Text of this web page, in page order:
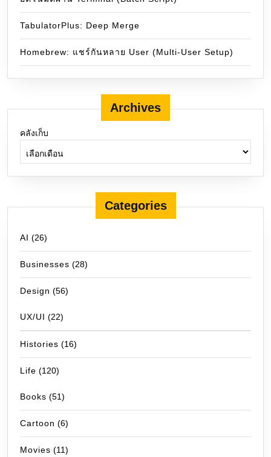
TabulatorPlus: Deep Merge
Homebrew: แชร์กันหลาย User (Multi-User Setup)
Archives
คลังเก็บ
Categories
AI (26)
Businesses (28)
Design (56)
UX/UI (22)
Histories (16)
Life (120)
Books (51)
Cartoon (6)
Movies (11)